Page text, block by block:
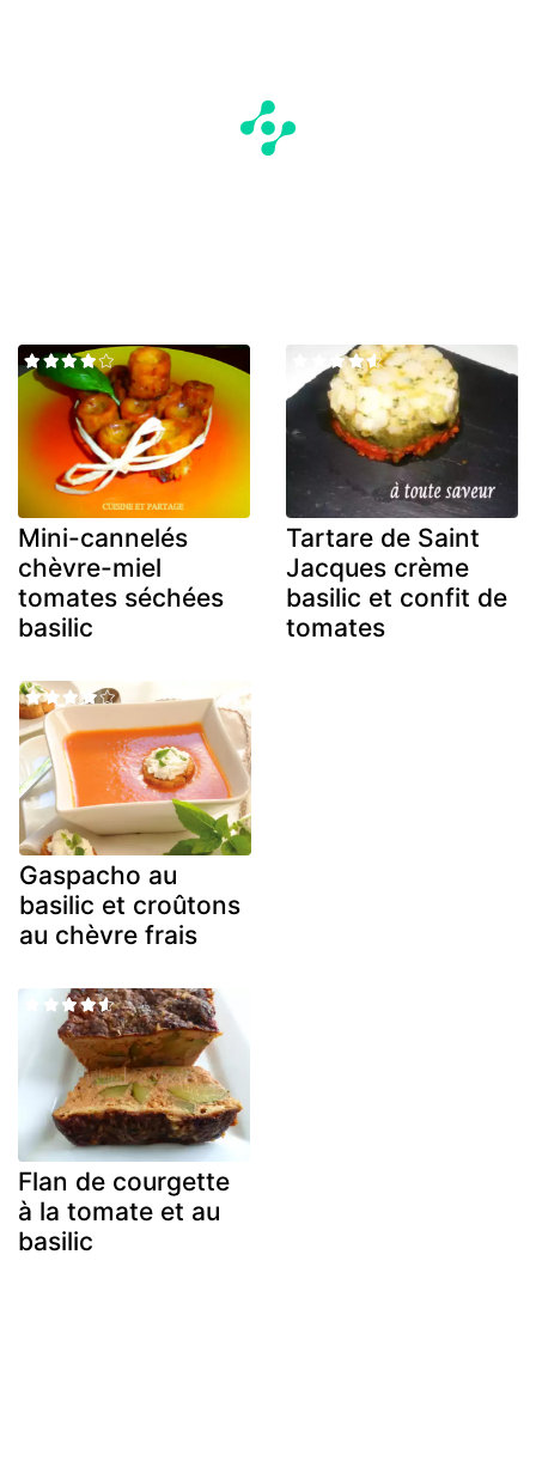
Mini-cannelés
chèvre-miel
tomates séchées
basilic
Tartare de Saint
Jacques crème
basilic et confit de
tomates
Gaspacho au
basilic et croûtons
au chèvre frais
Flan de courgette
à la tomate et au
basilic